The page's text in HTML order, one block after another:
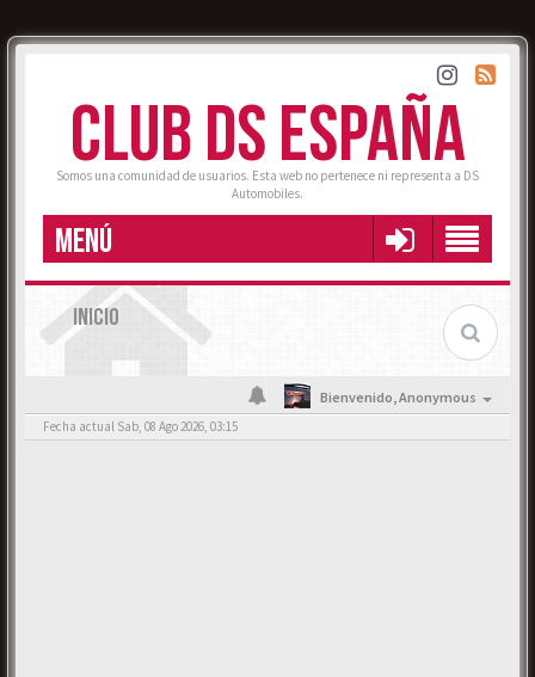
CLUB DS ESPAÑA
Somos una comunidad de usuarios. Esta web no pertenece ni representa a DS
Automobiles.
MENÚ
INICIO
Bienvenido,Anonymous
Fecha actual Sab, 08 Ago 2026, 03:15